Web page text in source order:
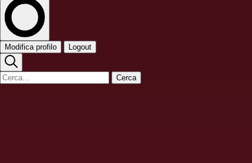
Modifica profilo Logout
Cerca